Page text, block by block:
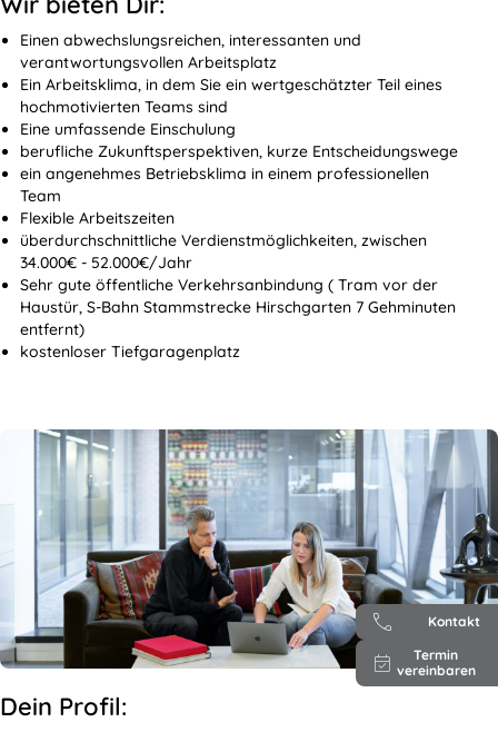
Einen abwechslungsreichen, interessanten und
verantwortungsvollen Arbeitsplatz
Ein Arbeitsklima, in dem Sie ein wertgeschätzter Teil eines
hochmotivierten Teams sind
Eine umfassende Einschulung
berufliche Zukunftsperspektiven, kurze Entscheidungswege
ein angenehmes Betriebsklima in einem professionellen
Team
Flexible Arbeitszeiten
überdurchschnittliche Verdienstmöglichkeiten, zwischen
34.000€ - 52.000€/Jahr
Sehr gute öffentliche Verkehrsanbindung ( Tram vor der
Haustür, S-Bahn Stammstrecke Hirschgarten 7 Gehminuten
entfernt)
kostenloser Tiefgaragenplatz
Dein Profil:
Kontakt
Termin
vereinbaren